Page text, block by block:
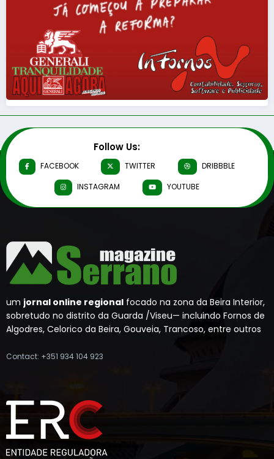
Follow Us:
FACEBOOK TWITTER
DRIBBBLE
INSTAGRAM
YOUTUBE
um jornal online regional focado na zona da Beira Interior,
sobretudo no distrito da Guarda /Viseu— incluindo Fornos de
Algodres, Celorico da Beira, Gouveia, Trancoso, entre outros
Contact: +351 934 104 923